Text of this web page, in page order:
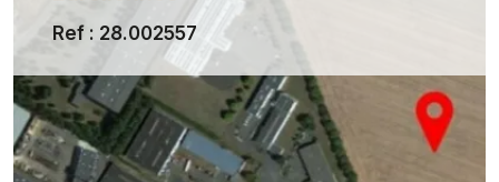
Ref : 28.002557